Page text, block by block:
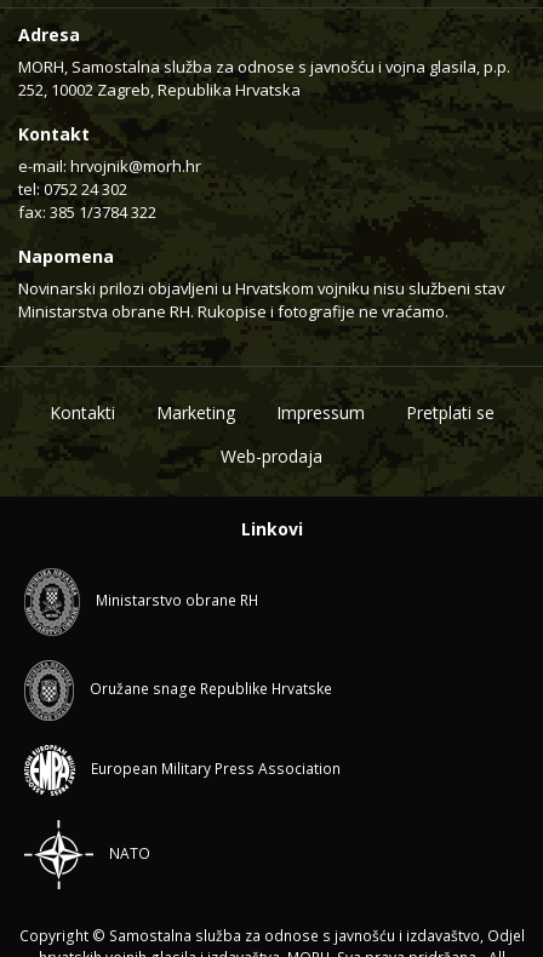
Adresa
MORH, Samostalna služba za odnose s javnošću i vojna glasila, p.p.
252, 10002 Zagreb, Republika Hrvatska
Kontakt
e-mail: hrvojnik@morh.hr
tel: 0752 24 302
fax: 385 1/3784 322
Napomena
Novinarski prilozi objavljeni u Hrvatskom vojniku nisu službeni stav
Ministarstva obrane RH. Rukopise i fotografije ne vraćamo.
Kontakti Marketing Impressum
Pretplati se
Web-prodaja
Linkovi
Ministarstvo obrane RH
Oružane snage Republike Hrvatske
European Military Press Association
NATO
Copyright © Samostalna služba za odnose s javnošću i izdavaštvo, Odjel